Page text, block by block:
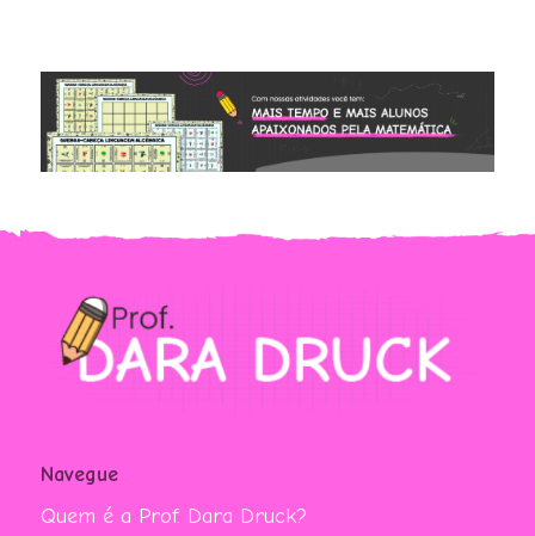
Navegue
Quem é a Prof. Dara Druck?